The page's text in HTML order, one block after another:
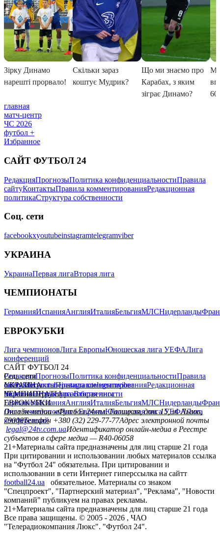
главная
матч-центр
ЧС 2026
футбол +
Избранное
САЙТ ФУТБОЛ 24
РедакцияПрогнозыПолитика конфиденциальностиПравила
сайтуКонтактыПравила комментированияРедакционная
политикаСтруктура собственности
Соц. сети
facebookxyoutubeinstagramtelegramviber
УКРАИНА
УкраинаПервая лигаВторая лига
ЧЕМПИОНАТЫ
ГерманияИспанияАнглияИталияБельгияМЛСНидерланды
ЕВРОКУБКИ
Лига чемпионовЛига ЕвропыЮношеская лига УЕФАЛига
конференций
САЙТ ФУТБОЛ 24
РедакцияПрогнозыПолитика конфиденциальностиПравила
сайтуКонтактыПравила комментированияРедакционная
политикаСтруктура собственности
Соц. сети
facebookxyoutubeinstagramtelegramviber
УКРАИНА
УкраинаПервая лигаВторая лига
ЧЕМПИОНАТЫ
ГерманияИспанияАнглияИталияБельгияМЛСНидерланды
ЕВРОКУБКИ
Лига чемпионовЛига ЕвропыЮношеская лига УЕФАЛига
конференций
Онлайн-медиа «Футбол 24»пл. Галицкая, дом. 15, м. Львов,
79008Телефон +380 (32) 229-77-77Адрес электронной почты
legal@24tv.com.uaИдентификатор онлайн-медиа в Реестре
субъектов в сфере медиа — R40-06058
21+Материалы сайта предназначены для лиц старше 21 года
При цитировании и использовании любых материалов ссылка
на "Футбол 24" обязательна. При цитировании и
использовании в сети Интернет гиперссылка на сайтт
football24.ua
обязательное. Материалы со знаком
"Спецпроект", "Партнерский материал", "Реклама", "Новости
компаний" публикуем на правах рекламы.
21+Материалы сайта предназначены для лиц старше 21 года
Все права защищены. © 2005 - 2026 , ЧАО
"Телерадиокомпания Люкс". "Футбол 24".